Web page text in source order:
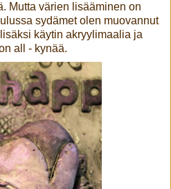
Mutta värien lisääminen on
sydämet olen muovannut
käytin akryylimaalia ja
all - kynää.